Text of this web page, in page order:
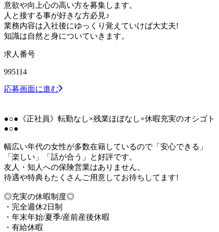
意欲や向上心の高い方を募集します。
人と接する事が好きな方必見♪
業務内容は入社後にゆっくり覚えていけば大丈夫!
知識は自然と身についていきます。
求人番号
995114
応募画面に進む
●○●《正社員》転勤なし×残業ほぼなし×休暇充実のオシゴト
●○●
幅広い年代の女性が多数在籍しているので「安心できる」
「楽しい」「話が合う」と好評です。
友人・知人への保険営業はありません。
待遇や特典もたくさんご用意してお待ちしてます!
◎充実の休暇制度◎
・完全週休2日制
・年末年始/夏季/産前産後休暇
・有給休暇